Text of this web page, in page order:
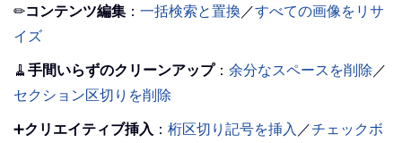
✏コンテンツ編集 ： 一括検索と置換 ／すべての画像をリサ
イズ
🧹 手間いらずのクリーンアップ： 余分なスペースを削除 ／
セクション区切りを削除
➕クリエイティブ挿入 ： 桁区切り記号を挿入 ／チェックボ